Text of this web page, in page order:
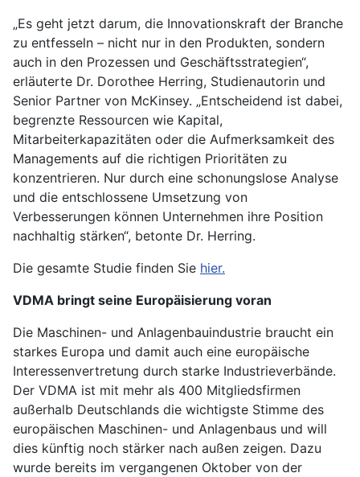
„Es geht jetzt darum, die Innovationskraft der Branche
zu entfesseln – nicht nur in den Produkten, sondern
auch in den Prozessen und Geschäftsstrategien“,
erläuterte Dr. Dorothee Herring, Studienautorin und
Senior Partner von McKinsey. „Entscheidend ist dabei,
begrenzte Ressourcen wie Kapital,
Mitarbeiterkapazitäten oder die Aufmerksamkeit des
Managements auf die richtigen Prioritäten zu
konzentrieren. Nur durch eine schonungslose Analyse
und die entschlossene Umsetzung von
Verbesserungen können Unternehmen ihre Position
nachhaltig stärken“, betonte Dr. Herring.
Die gesamte Studie finden Sie hier.
VDMA bringt seine Europäisierung voran
Die Maschinen- und Anlagenbauindustrie braucht ein
starkes Europa und damit auch eine europäische
Interessenvertretung durch starke Industrieverbände.
Der VDMA ist mit mehr als 400 Mitgliedsfirmen
außerhalb Deutschlands die wichtigste Stimme des
europäischen Maschinen- und Anlagenbaus und will
dies künftig noch stärker nach außen zeigen. Dazu
wurde bereits im vergangenen Oktober von der